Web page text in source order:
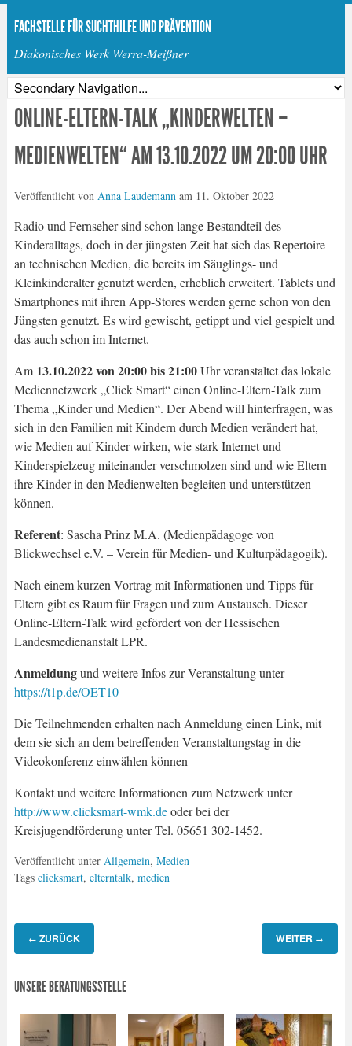
FACHSTELLE FÜR SUCHTHILFE UND PRÄVENTION
Diakonisches Werk Werra-Meißner
ONLINE-ELTERN-TALK „KINDERWELTEN –
MEDIENWELTEN“‎ AM 13.10.2022 UM 20:00 UHR
Veröffentlicht von Anna Laudemannam 11. Oktober 2022
Radio und Fernseher sind schon lange Bestandteil des
Kinderalltags, doch in der jüngsten Zeit hat sich das Repertoire
an technischen Medien, die bereits im Säuglings- und
Kleinkinderalter genutzt werden, erheblich erweitert. Tablets und
Smartphones mit ihren App-Stores werden gerne schon von den
Jüngsten genutzt. Es wird gewischt, getippt und viel gespielt und
das auch schon im Internet.
Am 13.10.2022 von 20:00 bis 21:00Uhr veranstaltet das lokale
Mediennetzwerk „Click Smart“ einen ‎Online-Eltern-Talk zum
Thema „Kinder und Medien“. Der Abend will hinterfragen, was
sich in den Familien mit Kindern durch Medien verändert hat,
wie Medien auf Kinder wirken, wie stark Internet und
Kinderspielzeug miteinander verschmolzen sind und wie Eltern
ihre Kinder in den Medienwelten begleiten und unterstützen
können.
Referent: Sascha Prinz M.A. (Medienpädagoge von
Blickwechsel e.V. – Verein für Medien- und Kulturpädagogik).
Nach ‎einem kurzen Vortrag mit Informationen und Tipps für
Eltern gibt es Raum für ‎Fragen und zum Austausch. Dieser
Online-Eltern-Talk wird gefördert von der Hessischen
Landesmedienanstalt LPR.
Anmeldungund weitere Infos zur Veranstaltung unter
https://t1p.de/OET10
Die Teilnehmenden erhalten nach Anmeldung einen Link, mit
dem sie sich an dem betreffenden ‎Veranstaltungstag in die
Videokonferenz einwählen können
Kontakt und weitere Informationen zum Netzwerk unter
http://www.clicksmart-wmk.deoder ‎bei der
Kreisjugendförderung unter Tel. 05651 302-1452.‎
Veröffentlicht unter Allgemein, Medien
Tags clicksmart, elterntalk, medien
← ZURÜCK WEITER →
UNSERE BERATUNGSSTELLE